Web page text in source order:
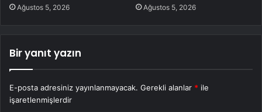
Ağustos 5, 2026 Ağustos 5, 2026
Bir yanıt yazın
E-posta adresiniz yayınlanmayacak. Gerekli alanlar * ile
işaretlenmişlerdir